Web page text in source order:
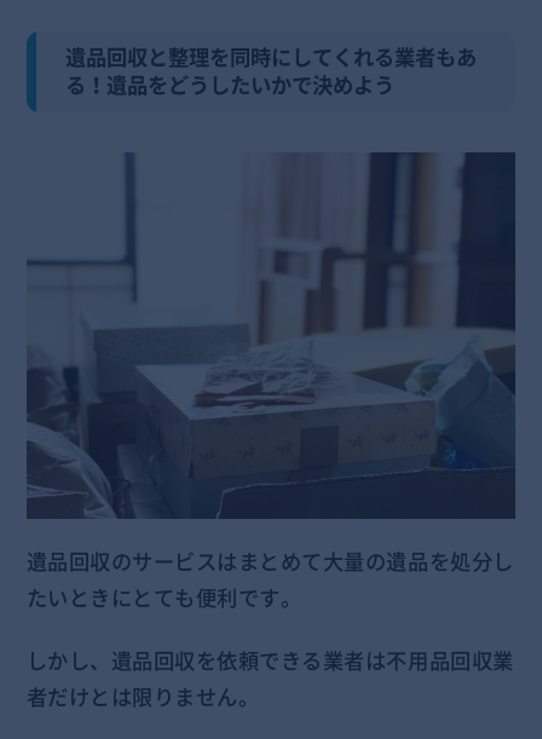
遺品回収と整理を同時にしてくれる業者もあ
る！遺品をどうしたいかで決めよう
遺品回収のサービスはまとめて大量の遺品を処分し
たいときにとても便利です。
しかし、遺品回収を依頼できる業者は不用品回収業
者だけとは限りません。